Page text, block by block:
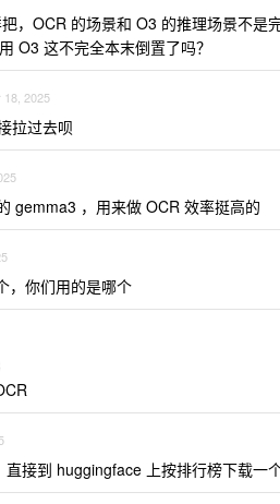
，OCR 的场景和 O3 的推理场景不是
O3 这不完全本末倒置了吗？
18, 2025
拉过去呗
gemma3 ，用来做 OCR 效率挺高的
，你们用的是哪个
接到 huggingface 上按排行榜下载一